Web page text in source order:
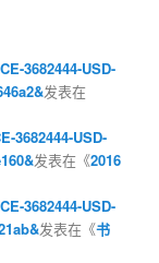
3682444-USD-
发表在
3682444-USD-
发表在《2016
3682444-USD-
发表在《书